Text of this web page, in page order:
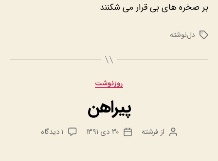
بر صخره های بی قرار می شکنند
برچسب‌ها
دل‌نوشته
دسته‌ها
روزنوشت
پیراهن‌
نویسنده
ازفرشته
تاریخ
۳۰ دی ۱۳۹۱ ۱ دیدگاه
برای